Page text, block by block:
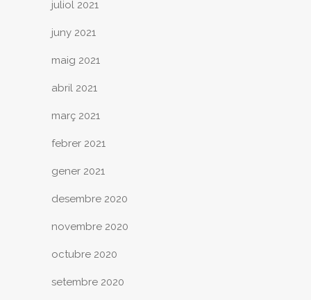
juliol 2021
juny 2021
maig 2021
abril 2021
març 2021
febrer 2021
gener 2021
desembre 2020
novembre 2020
octubre 2020
setembre 2020